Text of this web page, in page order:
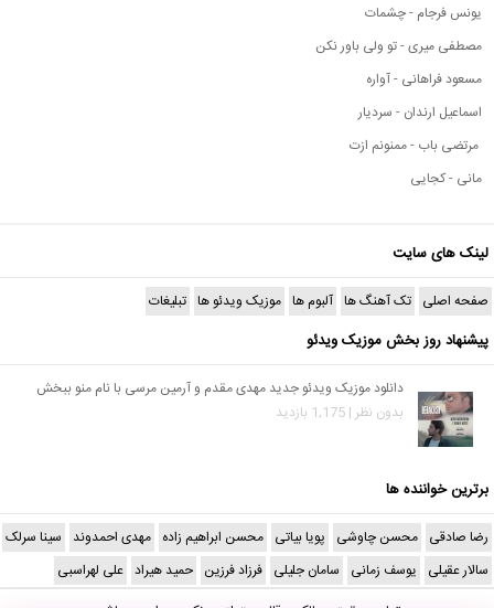
یونس فرجام - چشمات
مصطفی میری - تو ولی باور نکن
مسعود فراهانی - آواره
اسماعیل ارندان - سردیار
مرتضی باب - ممنونم ازت
مانی - کجایی
لینک های سایت
صفحه اصلی تک آهنگ ها آلبوم ها موزیک ویدئو ها تبلیغات
پیشنهاد روز بخش موزیک ویدئو
دانلود موزیک ویدئو جدید مهدی مقدم و آرمین مرسی با نام منو ببخش
بدون نظر | 1,175 بازدید
برترین خواننده ها
رضا صادقی محسن چاوشی پویا بیاتی محسن ابراهیم زاده مهدی احمدوند سینا سرلک
سالار عقیلی یوسف زمانی سامان جلیلی فرزاد فرزین حمید هیراد علی لهراسبی